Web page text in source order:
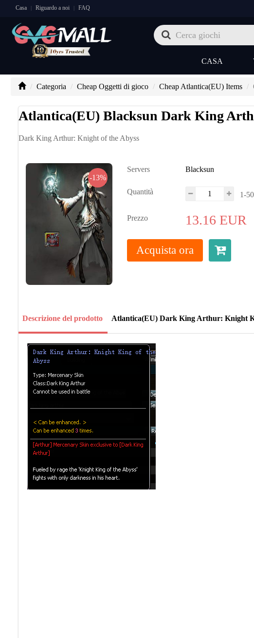
Casa | Riguardo a noi | FAQ
CASA
Categoria Cheap Oggetti di gioco Cheap Atlantica(EU) Items
Atlantica(EU) Blacksun Dark King
Dark King Arthur: Knight of the Abyss
-13%
Servers Blacksun
Quantità 1-
Prezzo 13.16 EUR
Acquista ora
Descrizione del prodotto Atlantica(EU) Dark King Arthur: Knight